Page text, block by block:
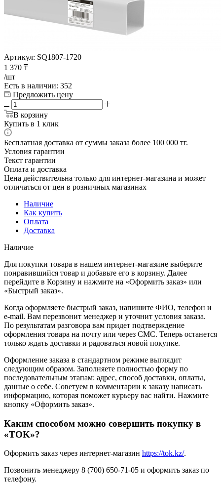
Артикул: SQ1807-1720
1 370 ₸
/шт
Есть в наличии: 352
Предложить цену
В корзину
Купить в 1 клик
Бесплатная доставка от суммы заказа более 100 000 тг.
Условия гарантии
Текст гарантии
Оплата и доставка
Цена действительна только для интернет-магазина и может
отличаться от цен в розничных магазинах
Наличие
Как купить
Оплата
Доставка
Наличие
Для покупки товара в нашем интернет-магазине выберите
понравившийся товар и добавьте его в корзину. Далее
перейдите в Корзину и нажмите на «Оформить заказ» или
«Быстрый заказ».
Когда оформляете быстрый заказ, напишите ФИО, телефон и
e-mail. Вам перезвонит менеджер и уточнит условия заказа.
По результатам разговора вам придет подтверждение
оформления товара на почту или через СМС. Теперь останется
только ждать доставки и радоваться новой покупке.
Оформление заказа в стандартном режиме выглядит
следующим образом. Заполняете полностью форму по
последовательным этапам: адрес, способ доставки, оплаты,
данные о себе. Советуем в комментарии к заказу написать
информацию, которая поможет курьеру вас найти. Нажмите
кнопку «Оформить заказ».
Каким способом можно совершить покупку в
«TOK»?
Оформить заказ через интернет-магазин https://tok.kz/.
Позвонить менеджеру 8 (700) 650-71-05 и оформить заказ по
телефону.